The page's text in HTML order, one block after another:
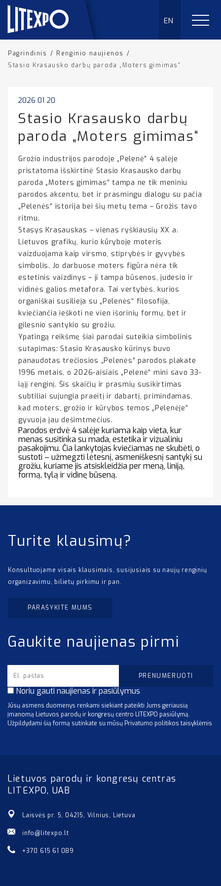
EN
Pagrindinis / Renginio naujienos /
Stasio Krasausko darbų paroda „Moters gimimas“
2026 01 20
Stasio Krasausko darbų
paroda „Moters gimimas“
Grožio industrijos parodoje „Pelenė” 4 salėje
pristatoma išskirtinė Stasio Krasausko darbų
paroda „Moters gimimas“ tampa ne tik meniniu
parodos akcentu, bet ir prasmingu dialogu su pačia
„Pelenės“ istorija bei šių metų tema – Grožis tavo
ritmu.
Stasys Krasauskas – vienas ryškiausių XX a.
Lietuvos grafikų, kurio kūryboje moteris
vaizduojama kaip virsmo, stiprybės ir gyvybės
simbolis. Jo darbuose moters figūra nėra tik
estetinis vaizdinys – ji tampa būsenos, judesio ir
vidinės galios metafora. Tai vertybės, kurios
organiškai susilieja su „Pelenės“ filosofija,
kviečiančia ieškoti ne vien išorinių formų, bet ir
gilesnio santykio su grožiu.
Ypatingą reikšmę šiai parodai suteikia simbolinis
sutapimas: Stasio Krasausko kūrinys buvo
panaudotas trečiosios „Pelenės“ parodos plakate
1996 metais, o 2026-aisiais „Pelenė“ mini savo 33-
iąjį renginį. Šis skaičių ir prasmių susikirtimas
subtiliai sujungia praeitį ir dabartį, primindamas,
kad moters, grožio ir kūrybos temos „Pelenėje“
gyvuoja jau dešimtmečius.
Parodos erdvė 4 salėje kuriama kaip vieta, kur
menas susitinka su mada, estetika ir vizualiniu
pasakojimu. Čia lankytojas kviečiamas ne skubėti, o
sustoti – užmegzti lėtesnį, asmeniškesnį santykį su
grožiu, kuriame jis atsiskleidžia per meną, liniją,
formą, tylą ir vidinę būseną.
Turite klausimų?
Konsultuojame visais klausimais, susijusiais su naujų renginių
organizavimu, bilietų pirkimu ir pan.
PARAŠYKITE MUMS
Gaukite naujienas pirmi
Noriu gauti naujienas ir pasiūlymus
Jūsų asmens duomenys renkami siekiant pateikti Jums geriausią
įmanomą Lietuvos parodų ir kongresų centro LITEXPO pasiūlymą.
Užpildydami šią formą sutinkate su mūsų Privatumo politikos taisyklėmis
Lietuvos parodų ir kongresų centras
LITEXPO, UAB
Laisvės pr. 5, 04215, Vilnius, Lietuva
info@litexpo.lt
+370 615 61 089